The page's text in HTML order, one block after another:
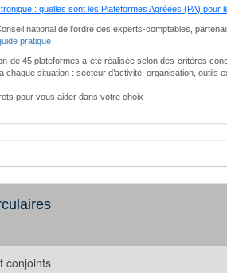
: quelles sont les Plateformes Agréées (PA) pour
national de l'ordre des experts-comptables,
pratique
de 45 plateformes a été réalisée selon des critères
chaque situation : secteur d’activité, organisation, outils
pour vous aider dans votre choix
conjoints